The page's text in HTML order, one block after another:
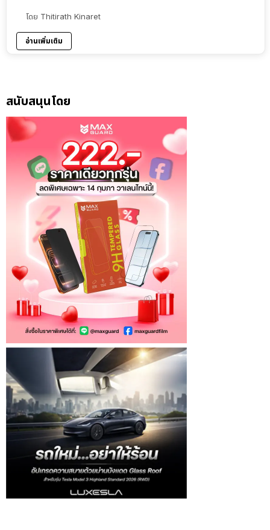
โดย Thitirath Kinaret
อ่านเพิ่มเติม
สนับสนุนโดย